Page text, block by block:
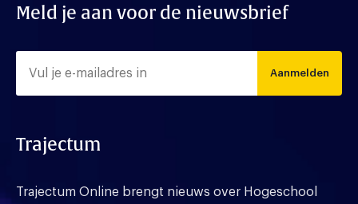
Meld je aan voor de nieuwsbrief
Aanmelden
Trajectum
Trajectum Online brengt nieuws over Hogeschool